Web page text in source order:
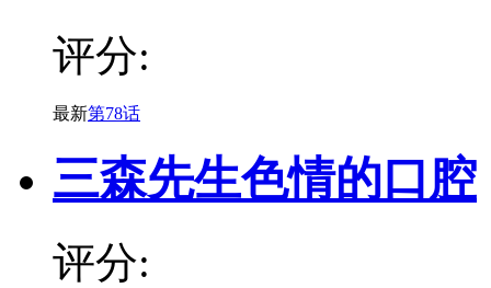
评分:
最新第78话
三森先生色情的口腔
评分: